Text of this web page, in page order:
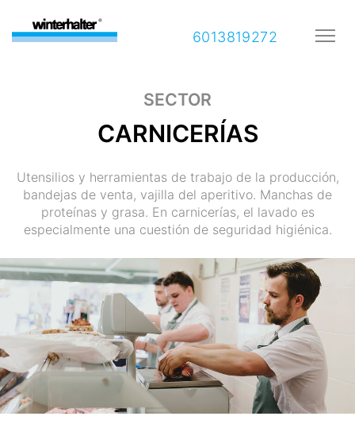
6013819272
SECTOR
CARNICERÍAS
Utensilios y herramientas de trabajo de la producción,
bandejas de venta, vajilla del aperitivo. Manchas de
proteínas y grasa. En carnicerías, el lavado es
especialmente una cuestión de seguridad higiénica.